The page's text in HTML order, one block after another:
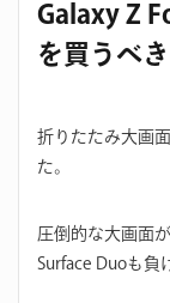
Galaxy Z
を買うべ
折りたたみ大画
た。
圧倒的な大画面
Surface Duoも負